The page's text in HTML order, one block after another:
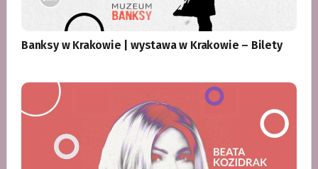
Banksy w Krakowie | wystawa w Krakowie – Bilety